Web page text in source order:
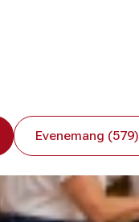
Evenemang (579)